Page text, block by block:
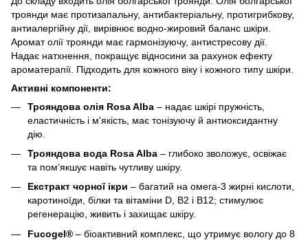
троянди має протизапальну, антибактеріальну, протигрибкову,
антиалергійну дії, вирівнює водно-жировий баланс шкіри.
Аромат олії троянди має гармонізуючу, антистресову дії.
Надає натхнення, покращує відносини за рахунок ефекту
ароматерапії. Підходить для кожного віку і кожного типу шкіри.
Активні компоненти:
Трояндова олія Rosa Alba – надає шкірі пружність,
еластичність і м'якість, має тонізуючу й антиоксидантну
дію.
Трояндова вода Rosa Alba – глибоко зволожує, освіжає
та пом’якшує навіть чутливу шкіру.
Екстракт чорної ікри – багатий на омега-3 жирні кислоти,
каротиноїди, білки та вітаміни D, B2 і B12; стимулює
регенерацію, живить і захищає шкіру.
Fucogel® – біоактивний комплекс, що утримує вологу до 8